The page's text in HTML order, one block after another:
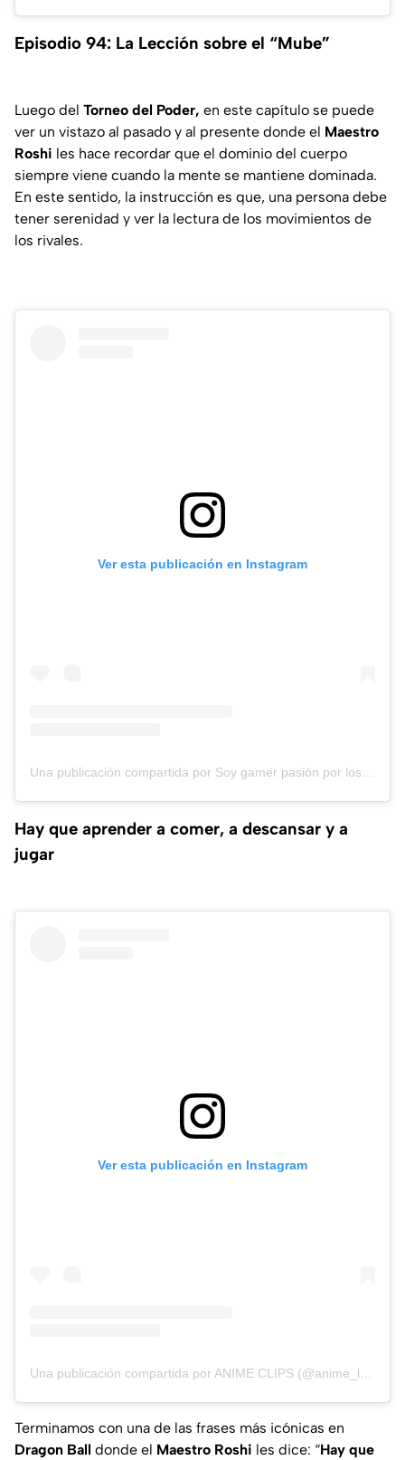
Episodio 94: La Lección sobre el “Mube”
Luego del Torneo del Poder, en este capítulo se puede
ver un vistazo al pasado y al presente donde el Maestro
Roshi les hace recordar que el dominio del cuerpo
siempre viene cuando la mente se mantiene dominada.
En este sentido, la instrucción es que, una persona debe
tener serenidad y ver la lectura de los movimientos de
los rivales.
Ver esta publicación en Instagram
Hay que aprender a comer, a descansar y a
jugar
Ver esta publicación en Instagram
Terminamos con una de las frases más icónicas en
Dragon Ball donde el Maestro Roshi les dice: “Hay que